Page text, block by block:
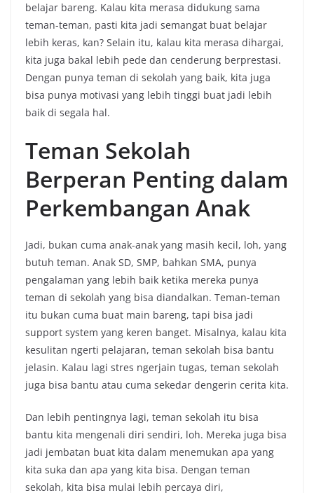
belajar bareng. Kalau kita merasa didukung sama
teman-teman, pasti kita jadi semangat buat belajar
lebih keras, kan? Selain itu, kalau kita merasa dihargai,
kita juga bakal lebih pede dan cenderung berprestasi.
Dengan punya teman di sekolah yang baik, kita juga
bisa punya motivasi yang lebih tinggi buat jadi lebih
baik di segala hal.
Teman Sekolah
Berperan Penting dalam
Perkembangan Anak
Jadi, bukan cuma anak-anak yang masih kecil, loh, yang
butuh teman. Anak SD, SMP, bahkan SMA, punya
pengalaman yang lebih baik ketika mereka punya
teman di sekolah yang bisa diandalkan. Teman-teman
itu bukan cuma buat main bareng, tapi bisa jadi
support system yang keren banget. Misalnya, kalau kita
kesulitan ngerti pelajaran, teman sekolah bisa bantu
jelasin. Kalau lagi stres ngerjain tugas, teman sekolah
juga bisa bantu atau cuma sekedar dengerin cerita kita.
Dan lebih pentingnya lagi, teman sekolah itu bisa
bantu kita mengenali diri sendiri, loh. Mereka juga bisa
jadi jembatan buat kita dalam menemukan apa yang
kita suka dan apa yang kita bisa. Dengan teman
sekolah, kita bisa mulai lebih percaya diri,